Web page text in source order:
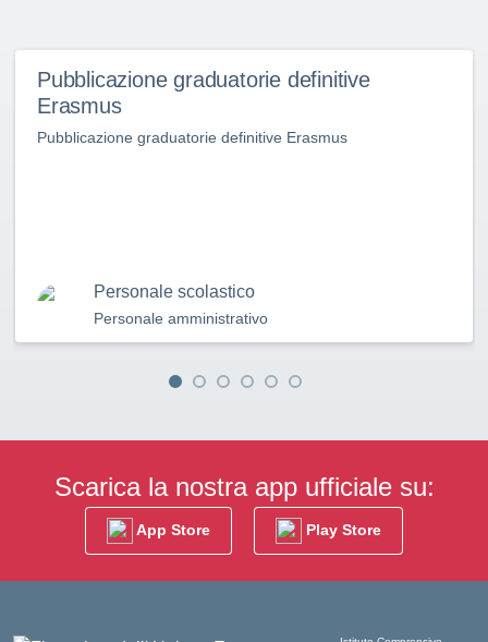
Pubblicazione graduatorie definitive
Erasmus
Pubblicazione graduatorie definitive Erasmus
Personale scolastico
Personale amministrativo
Scarica la nostra app ufficiale su:
App Store Play Store